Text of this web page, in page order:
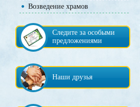
Возведение храмов
Следите за особыми
предложениями
Наши друзья